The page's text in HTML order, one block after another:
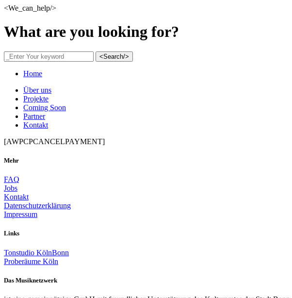
<We_can_help/>
What are you looking for?
<Search/>
Home
Über uns
Projekte
Coming Soon
Partner
Kontakt
[AWPCPCANCELPAYMENT]
Mehr
FAQ
Jobs
Kontakt
Datenschutzerklärung
Impressum
Links
Tonstudio KölnBonn
Proberäume Köln
Das Musiknetzwerk